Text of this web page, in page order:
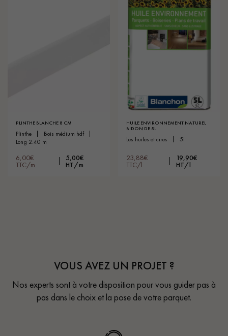
PLINTHE BLANCHE 8 CM
plinthe
bois médium hdf
long 2.40 m
6,00€
TTC/m
5,00€
HT/m
HUILE ENVIRONNEMENT NATUREL
BIDON DE 5L
les huiles et cires 5l
23,88€
TTC/l
19,90€
HT/l
VOUS AVEZ UN PROJET ?
Nos experts sont à votre disposition pour vous guider pas à
pas dans le choix et la pose de votre parquet.